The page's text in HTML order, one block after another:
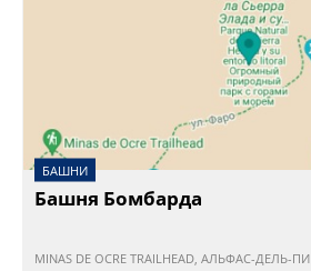
БАШНИ
Башня Бомбарда
MINAS DE OCRE TRAILHEAD, АЛЬФАС-ДЕЛЬ-ПИ